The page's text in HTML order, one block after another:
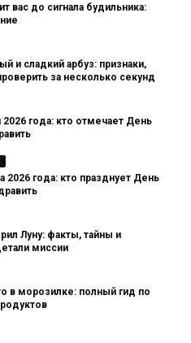
вас до сигнала будильника:
и сладкий арбуз: признаки,
за несколько секунд
года: кто отмечает День
2026 года: кто празднует День
Луну: факты, тайны и
миссии
в морозилке: полный гид по